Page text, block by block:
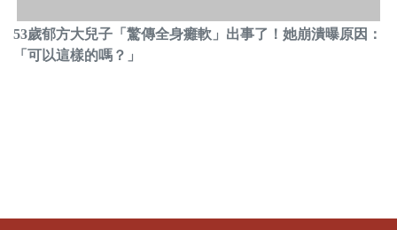
53歲郁方大兒子「驚傳全身癱軟」出事了！她崩潰曝原因：
「可以這樣的嗎？」